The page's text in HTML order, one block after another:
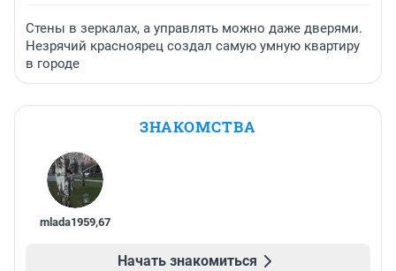
Стены в зеркалах, а управлять можно даже дверями.
Незрячий красноярец создал самую умную квартиру
в городе
ЗНАКОМСТВА
mlada1959,67
Начать знакомиться